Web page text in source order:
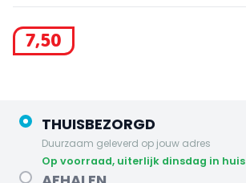
7,50
THUISBEZORGD
Duurzaam geleverd op jouw adres
op voorraad, uiterlijk dinsdag in huis